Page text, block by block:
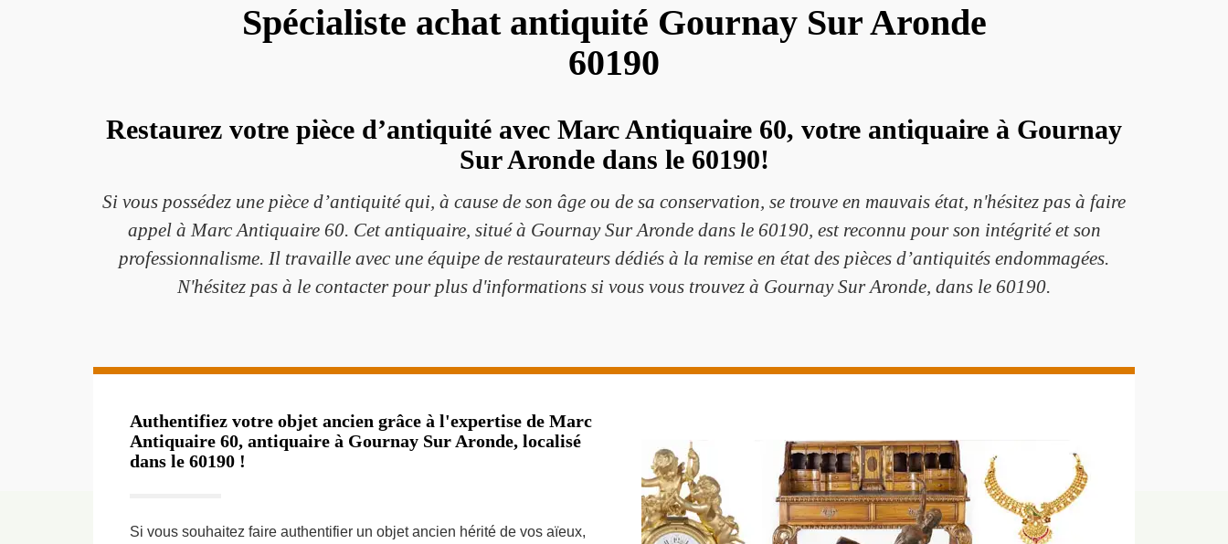
Spécialiste achat antiquité Gournay Sur Aronde
60190
Restaurez votre pièce d’antiquité avec Marc Antiquaire 60, votre antiquaire à Gournay
Sur Aronde dans le 60190!
Si vous possédez une pièce d’antiquité qui, à cause de son âge ou de sa conservation, se trouve en mauvais état, n'hésitez pas à faire
appel à Marc Antiquaire 60. Cet antiquaire, situé à Gournay Sur Aronde dans le 60190, est reconnu pour son intégrité et son
professionnalisme. Il travaille avec une équipe de restaurateurs dédiés à la remise en état des pièces d’antiquités endommagées.
N'hésitez pas à le contacter pour plus d'informations si vous vous trouvez à Gournay Sur Aronde, dans le 60190.
Authentifiez votre objet ancien grâce à l'expertise de Marc
Antiquaire 60, antiquaire à Gournay Sur Aronde, localisé
dans le 60190 !
Si vous souhaitez faire authentifier un objet ancien hérité de vos aïeux,